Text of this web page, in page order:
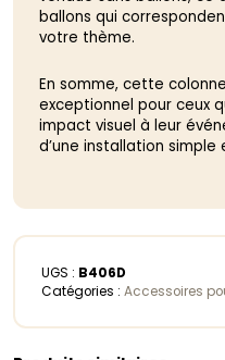
ballons qui
votre thème.
En somme, cette
exceptionnel pour ceux
impact visuel à leur
d’une installation simple
UGS : B406D
Catégories : Accessoires